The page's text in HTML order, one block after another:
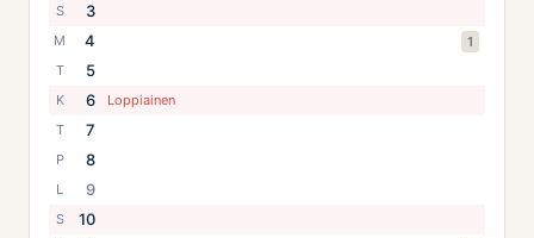
S 3
M 4
1
T
5
K 6
Loppiainen
T
7
P 8
L 9
S 10